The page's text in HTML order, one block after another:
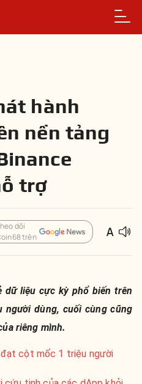
hành
nền tảng
trợ
dõi
trên
dữ liệu cực kỳ phổ biến trên
người dùng, cuối cùng cũng
riêng mình.
cột mốc 1 triệu người